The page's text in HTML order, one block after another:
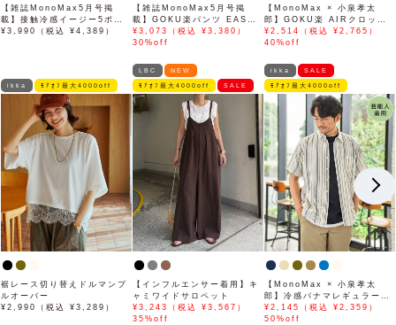
【雑誌MonoMax5月号掲
載】接触冷感イージー5ポケ
ット
¥3,990（税込 ¥4,389）
【雑誌MonoMax5月号掲
載】GOKU楽パンツ EASY
STRETCH 冷感アンクル
【接触冷感】「小泉孝太郎さ
¥3,073（税込 ¥3,380）
30%off
【MonoMax × 小泉孝太
郎】GOKU楽 AIRクロップ
ドパンツ「小泉孝太郎さん着
用モデル」
¥2,514（税込 ¥2,765）
40%off
ikka ﾓｱｵﾌ最大4000off
裾レース切り替えドルマンプ
ルオーバー
¥2,990（税込 ¥3,289）
LBC NEW
ﾓｱｵﾌ最大4000off SALE
【インフルエンサー着用】キ
ャミワイドサロペット
¥3,243（税込 ¥3,567）
35%off
ikka SALE
ﾓｱｵﾌ最大4000off
【MonoMax × 小泉孝太
郎】冷感パナマレギュラーカ
ラー半袖シャツ「小泉孝太郎
さん着用モデル」
¥2,145（税込 ¥2,359）
50%off